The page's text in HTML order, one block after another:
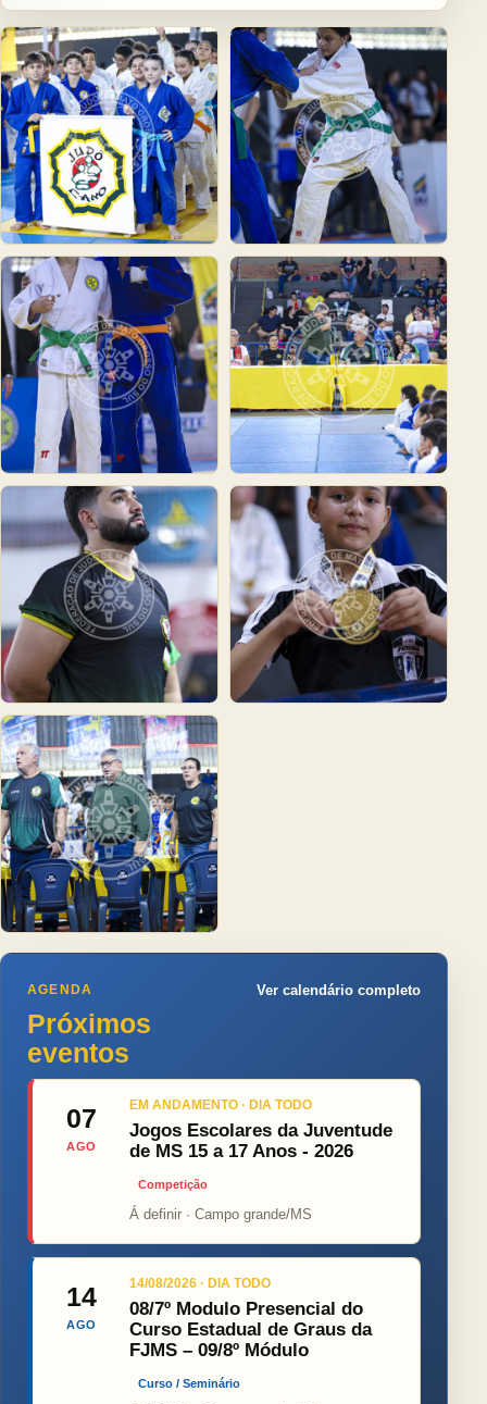
AGENDA
Próximos
eventos
Ver calendário completo
07
AGO
EM ANDAMENTO · DIA TODO
Jogos Escolares da Juventude
de MS 15 a 17 Anos - 2026
Competição
Á definir · Campo grande/MS
14
AGO
14/08/2026 · DIA TODO
08/7º Modulo Presencial do
Curso Estadual de Graus da
FJMS – 09/8º Módulo
Curso / Seminário